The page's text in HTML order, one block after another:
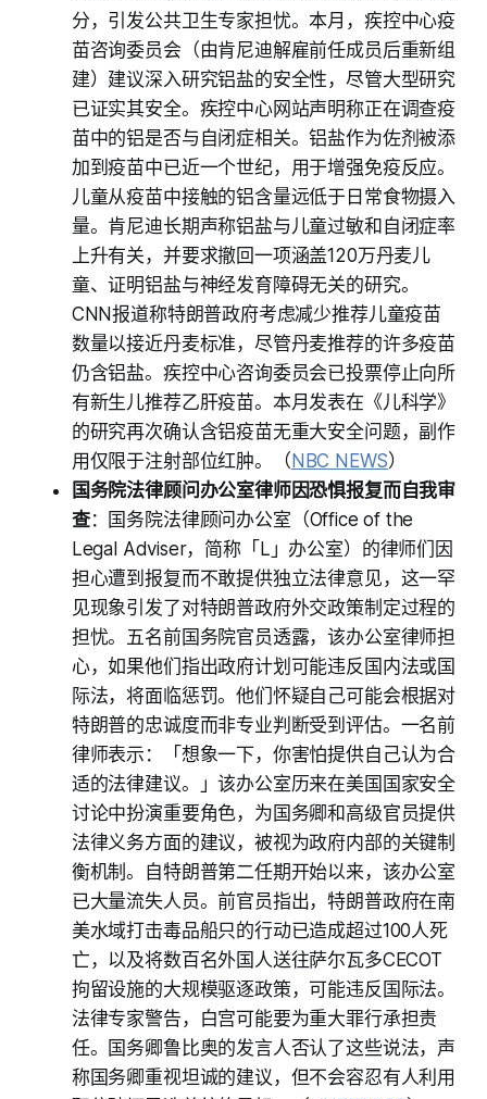
分，引发公共卫生专家担忧。本月，疾控中心疫
苗咨询委员会（由肯尼迪解雇前任成员后重新组
建）建议深入研究铝盐的安全性，尽管大型研究
已证实其安全。疾控中心网站声明称正在调查疫
苗中的铝是否与自闭症相关。铝盐作为佐剂被添
加到疫苗中已近一个世纪，用于增强免疫反应。
儿童从疫苗中接触的铝含量远低于日常食物摄入
量。肯尼迪长期声称铝盐与儿童过敏和自闭症率
上升有关，并要求撤回一项涵盖120万丹麦儿
童、证明铝盐与神经发育障碍无关的研究。
CNN报道称特朗普政府考虑减少推荐儿童疫苗
数量以接近丹麦标准，尽管丹麦推荐的许多疫苗
仍含铝盐。疾控中心咨询委员会已投票停止向所
有新生儿推荐乙肝疫苗。本月发表在《儿科学》
的研究再次确认含铝疫苗无重大安全问题，副作
用仅限于注射部位红肿。（ NBC NEWS）
国务院法律顾问办公室律师因恐惧报复而自我审
查：国务院法律顾问办公室（Office of the
Legal Adviser，简称「L」办公室）的律师们因
担心遭到报复而不敢提供独立法律意见，这一罕
见现象引发了对特朗普政府外交政策制定过程的
担忧。五名前国务院官员透露，该办公室律师担
心，如果他们指出政府计划可能违反国内法或国
际法，将面临惩罚。他们怀疑自己可能会根据对
特朗普的忠诚度而非专业判断受到评估。一名前
律师表示：「想象一下，你害怕提供自己认为合
适的法律建议。」该办公室历来在美国国家安全
讨论中扮演重要角色，为国务卿和高级官员提供
法律义务方面的建议，被视为政府内部的关键制
衡机制。自特朗普第二任期开始以来，该办公室
已大量流失人员。前官员指出，特朗普政府在南
美水域打击毒品船只的行动已造成超过100人死
亡，以及将数百名外国人送往萨尔瓦多CECOT
拘留设施的大规模驱逐政策，可能违反国际法。
法律专家警告，白宫可能要为重大罪行承担责
任。国务卿鲁比奥的发言人否认了这些说法，声
称国务卿重视坦诚的建议，但不会容忍有人利用